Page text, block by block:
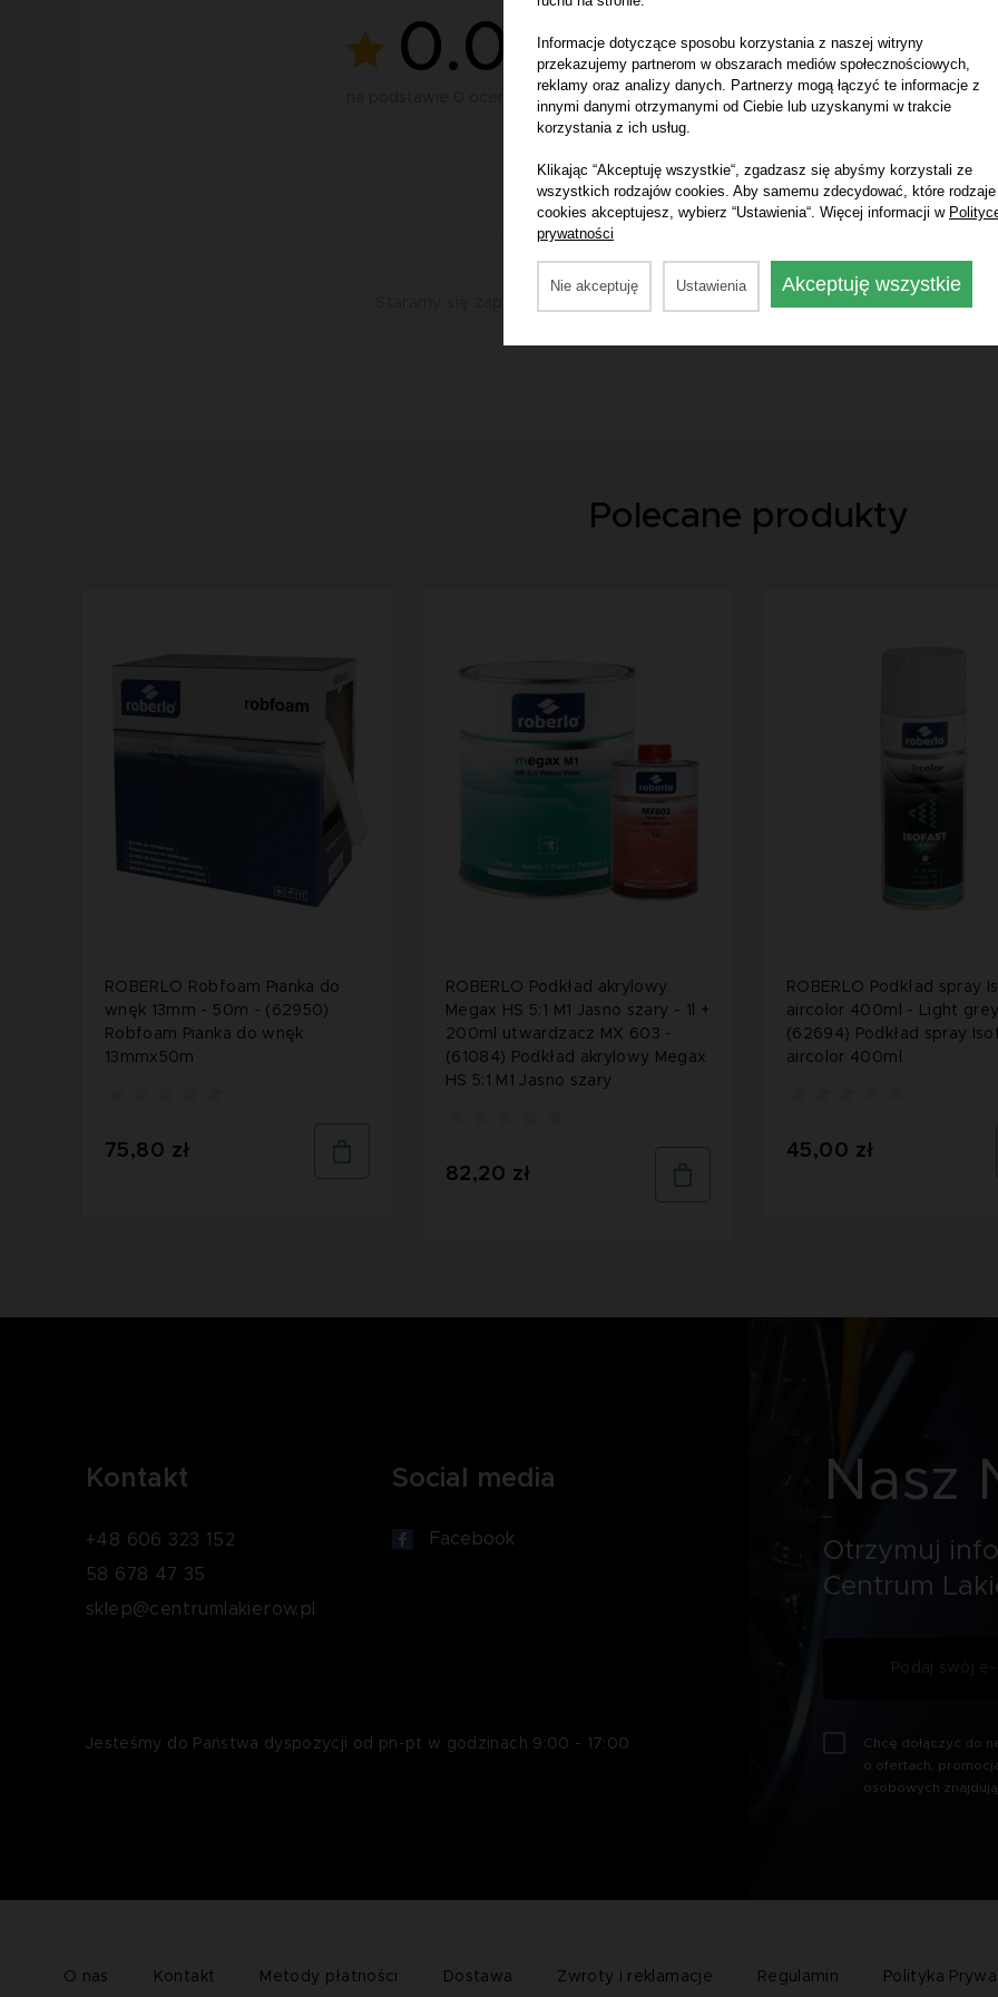
0.0 3
2
1
Posiadasz ten produkt? Pomóż innym i dodaj swoją opinię
Polecane produkty
ROBERLO Robfoam Pianka do
wnęk 13mm - 50m - (62950)
Robfoam Pianka do wnęk
13mmx50m
75,80 zł
ROBERLO Podkład akrylowy
Megax HS 5:1 M1 Jasno szary - 1l +
200ml utwardzacz MX 603 -
(61084) Podkład akrylowy Megax
HS 5:1 M1 Jasno szary
82,20 zł
ROBERLO Podkład spray
aircolor 400ml - Light grey
(62694) Podkład spray
aircolor 400ml
45,00 zł
Kontakt
+48 606 323 152
58 678 47 35
sklep@centrumlakierow.pl
Social media
Facebook
Jesteśmy do Państwa dyspozycji od pn-pt w godzinach 9:00 - 17:00
Nasz
Otrzymuj
Centrum
Chcę dołączyć do
o ofertach,
osobowych
O nas Kontakt Metody płatności Dostawa Zwroty i reklamacje Regulamin Polityka
Informacje dotyczące sposobu korzystania z naszej witryny
przekazujemy partnerom w obszarach mediów społecznościowych,
reklamy oraz analizy danych. Partnerzy mogą łączyć te informacje z
innymi danymi otrzymanymi od Ciebie lub uzyskanymi w trakcie
korzystania z ich usług.
Klikając “Akceptuję wszystkie“, zgadzasz się abyśmy korzystali ze
wszystkich rodzajów cookies. Aby samemu zdecydować, które rodzaje
cookies akceptujesz, wybierz “Ustawienia“. Więcej informacji w
prywatności
Nie akceptuję Ustawienia Akceptuję wszystkie